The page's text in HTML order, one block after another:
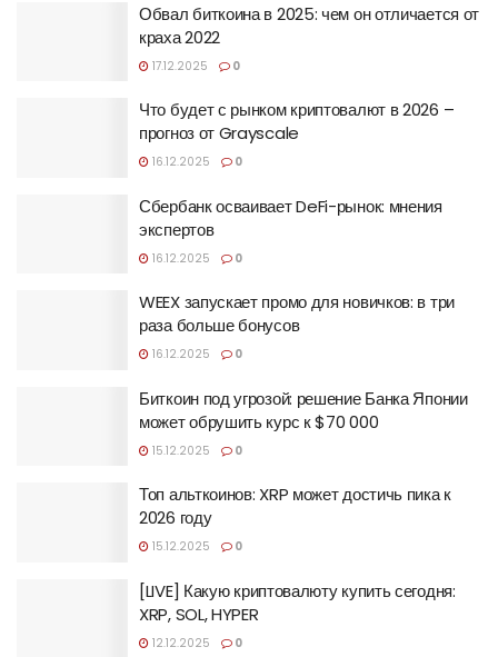
Обвал биткоина в 2025: чем он отличается от
краха 2022
17.12.2025 0
Что будет с рынком криптовалют в 2026 –
прогноз от Grayscale
16.12.2025 0
Сбербанк осваивает DeFi-рынок: мнения
экспертов
16.12.2025 0
WEEX запускает промо для новичков: в три
раза больше бонусов
16.12.2025 0
Биткоин под угрозой: решение Банка Японии
может обрушить курс к $70 000
15.12.2025 0
Топ альткоинов: XRP может достичь пика к
2026 году
15.12.2025 0
[LIVE] Какую криптовалюту купить сегодня:
XRP, SOL, HYPER
12.12.2025 0